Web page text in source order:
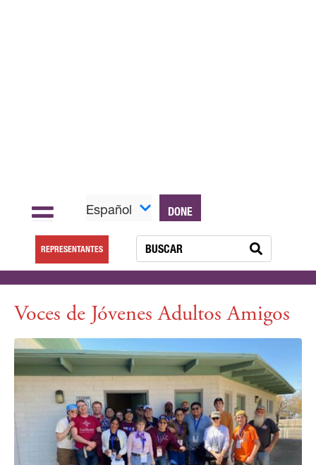
Español DONE
REPRESENTANTES
Voces de Jóvenes Adultos Amigos